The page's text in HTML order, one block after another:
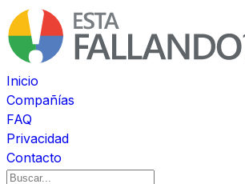
Inicio
Compañías
FAQ
Privacidad
Contacto